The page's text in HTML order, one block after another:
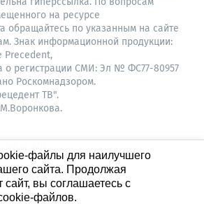
на ресурсе
обращайтесь по указанным на сайте
Знак информационной продукции:
Precedent,
о регистрации СМИ: Эл № ФС77-80957
Роскомнадзором.
ТВ".
файлы для наилучшего
сайта. Продолжая
сайт, вы соглашаетесь с
файлов.